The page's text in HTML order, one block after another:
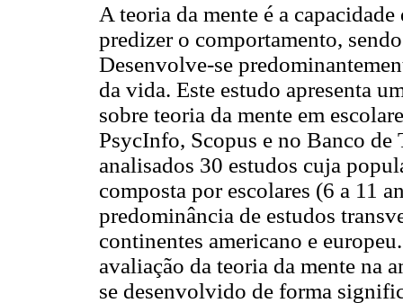
A teoria da mente é a
predizer o comportamento,
Desenvolve-se
da vida. Este estudo apresenta
sobre teoria da mente em
PsycInfo, Scopus e no Banco de
analisados 30 estudos cuja
composta por escolares (6 a 11
predominância de estudos
continentes americano e
avaliação da teoria da mente na
se desenvolvido de forma